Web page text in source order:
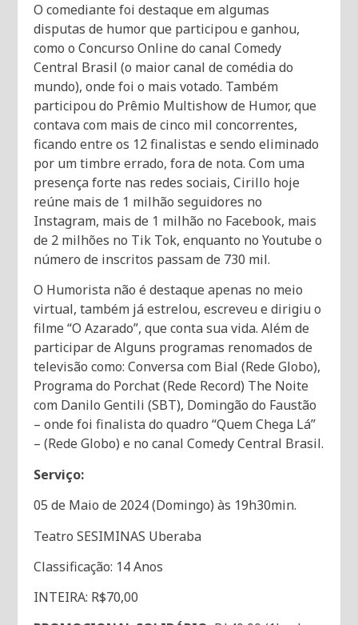
O comediante foi destaque em algumas
disputas de humor que participou e ganhou,
como o Concurso Online do canal Comedy
Central Brasil (o maior canal de comédia do
mundo), onde foi o mais votado. Também
participou do Prêmio Multishow de Humor, que
contava com mais de cinco mil concorrentes,
ficando entre os 12 finalistas e sendo eliminado
por um timbre errado, fora de nota. Com uma
presença forte nas redes sociais, Cirillo hoje
reúne mais de 1 milhão seguidores no
Instagram, mais de 1 milhão no Facebook, mais
de 2 milhões no Tik Tok, enquanto no Youtube o
número de inscritos passam de 730 mil.
O Humorista não é destaque apenas no meio
virtual, também já estrelou, escreveu e dirigiu o
filme “O Azarado”, que conta sua vida. Além de
participar de Alguns programas renomados de
televisão como: Conversa com Bial (Rede Globo),
Programa do Porchat (Rede Record) The Noite
com Danilo Gentili (SBT), Domingão do Faustão
– onde foi finalista do quadro “Quem Chega Lá”
– (Rede Globo) e no canal Comedy Central Brasil.
Serviço:
05 de Maio de 2024 (Domingo) às 19h30min.
Teatro SESIMINAS Uberaba
Classificação: 14 Anos
INTEIRA: R$70,00